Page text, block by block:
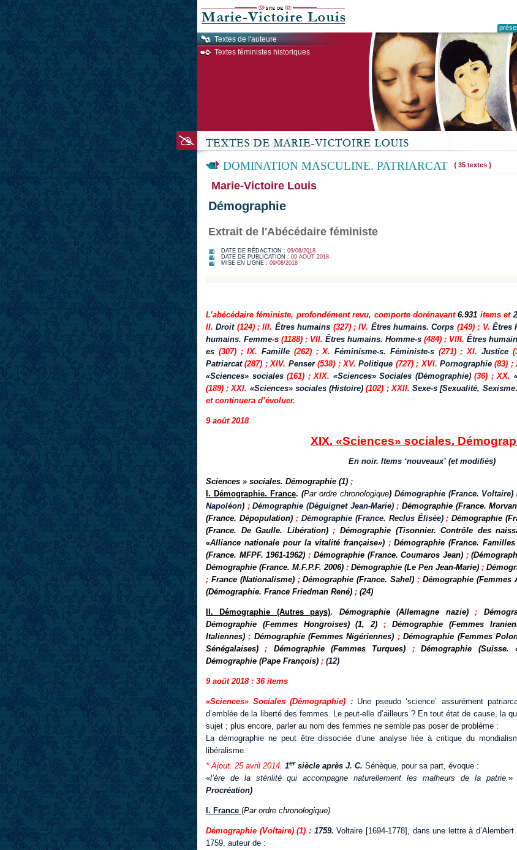
Textes de l'auteure
Textes féministes historiques
DOMINATION MASCULINE. PATRIARCAT { 35 textes }
Marie-Victoire Louis
Démographie
Extrait de l'Abécédaire féministe
DATE DE RÉDACTION : 09/08/2018
DATE DE PUBLICATION : 09 AOÛT 2018
MISE EN LIGNE : 09/08/2018
L’abécédaire féministe, profondément revu, comporte dorénavant6.931 items et
II.Droit(124) ; III. Êtres humains (327) ; IV. Êtres humains. Corps (149) ; V. Êtres
humains. Femme-s (1188) ; VII. Êtres humains. Homme-s (484) ; VIII. Êtres
es (307) ; IX. Famille (262) ; X. Féminisme-s. Féministe-s(271) ; XI. Justice
Patriarcat(287) ; XIV. Penser(538) ; XV.Politique (727) ; XVI.Pornographie (83) ;
«Sciences» sociales(161) ; XIX. «Sciences» Sociales (Démographie)(36) ; XX.
(189) ; XXI. «Sciences» sociales (Histoire)(102) ; XXII.Sexe-s [Sexualité,
et continuera d’évoluer.
9 août 2018
XIX. «Sciences» sociales.
En noir. Items ‘nouveaux’ (et modifiés)
Sciences » sociales. Démographie (1) ;
I. Démographie. France. (Par ordre chronologique) Démographie (France. Voltaire)
Napoléon) ; Démographie (Déguignet Jean-Marie);Démographie (France.
(France. Dépopulation); Démographie (France. Reclus Élisée);Démographie
(France. De Gaulle. Libération); Démographie (Tisonnier. Contrôle des
«Alliance nationale pour la vitalité française»);Démographie (France.
(France. MFPF. 1961-1962) ; Démographie (France. Coumaros Jean) ;
Démographie (France. M.F.P.F. 2006) ; Démographie (Le Pen Jean-Marie) ;
; France (Nationalisme);Démographie (France. Sahel); Démographie (Femmes
(Démographie. France Friedman René) ; (24)
II. Démographie (Autres pays). Démographie (Allemagne nazie);
Démographie (Femmes Hongroises) (1, 2) ; Démographie (Femmes
Italiennes) ; Démographie (Femmes Nigériennes) ;Démographie (Femmes
Sénégalaises); Démographie (Femmes Turques) ;Démographie (Suisse.
Démographie (Pape François) ; (12)
9 août 2018 : 36 items
«Sciences» Sociales (Démographie) :Une pseudo ‘science’ assurément
d’emblée de la liberté des femmes. Le peut-elle d’ailleurs ? En tout état de cause, la
sujet ; plus encore, parler au nom des femmes ne semble pas poser de problème :
La démographie ne peut être dissociée d’une analyse liée à critique du
libéralisme.
* Ajout. 25 avril 2014. 1ersiècle après J. C. Sénèque, pour sa part, évoque :
«l’ère de la stérilité qui accompagne naturellement les malheurs de la patrie.»
Procréation)
I. France (Par ordre chronologique)
Démographie (Voltaire) (1) : 1759. Voltaire [1694-1778], dans une lettre à
1759, auteur de :